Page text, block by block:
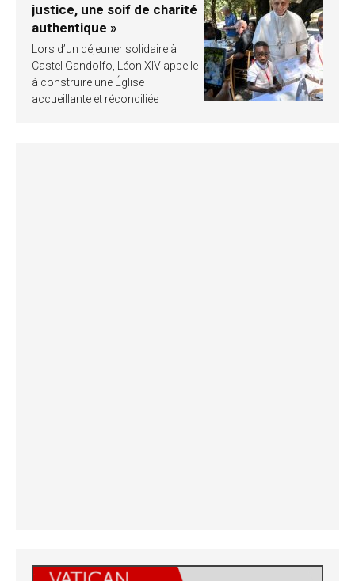
justice, une soif de charité
authentique »
Lors d’un déjeuner solidaire à
Castel Gandolfo, Léon XIV appelle
à construire une Église
accueillante et réconciliée